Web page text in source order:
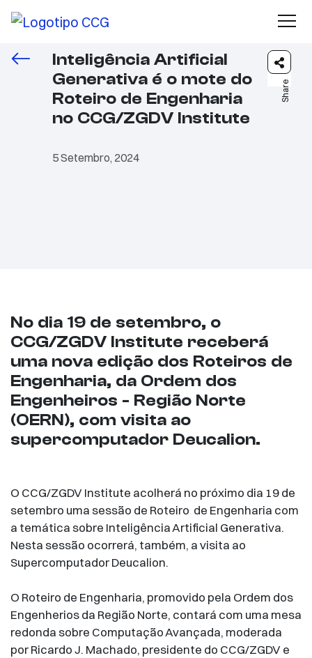
Share
Inteligência Artificial
Generativa é o mote do
Roteiro de Engenharia
no CCG/ZGDV Institute
5 Setembro, 2024
No dia 19 de setembro, o
CCG/ZGDV Institute receberá
uma nova edição dos Roteiros de
Engenharia, da Ordem dos
Engenheiros - Região Norte
(OERN), com visita ao
supercomputador Deucalion.
O CCG/ZGDV Institute acolherá no próximo dia 19 de
setembro uma sessão de Roteiro de Engenharia com
a temática sobre Inteligência Artificial Generativa.
Nesta sessão ocorrerá, também, a visita ao
Supercomputador Deucalion.
O Roteiro de Engenharia, promovido pela Ordem dos
Engenherios da Região Norte, contará com uma mesa
redonda sobre Computação Avançada, moderada
por Ricardo J. Machado, presidente do CCG/ZGDV e